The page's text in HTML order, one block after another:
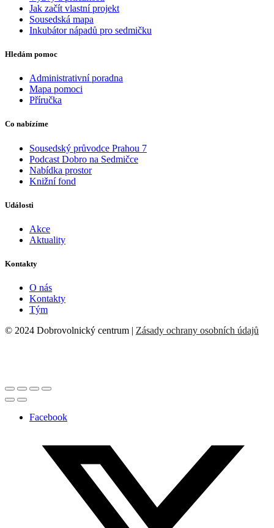
Jak začít vlastní projekt
Sousedská mapa
Inkubátor nápadů pro sedmičku
Hledám pomoc
Administrativní poradna
Mapa pomoci
Příručka
Co nabízíme
Sousedský průvodce Prahou 7
Podcast Dobro na Sedmičce
Nabídka prostor
Knižní fond
Události
Akce
Aktuality
Kontakty
O nás
Kontakty
Tým
© 2024 Dobrovolnický centrum | Zásady ochrany osobních údajů
Facebook